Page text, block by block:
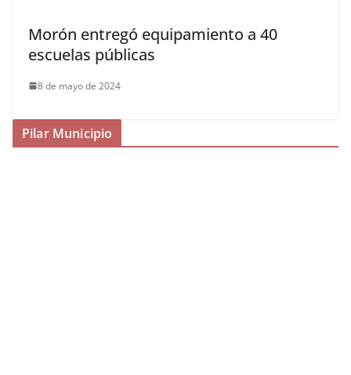
Morón entregó equipamiento a 40
escuelas públicas
8 de mayo de 2024
Pilar Municipio